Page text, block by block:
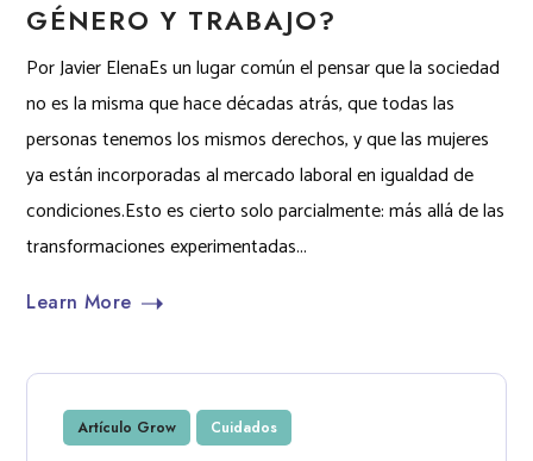
GÉNERO Y TRABAJO?
Por Javier ElenaEs un lugar común el pensar que la sociedad
no es la misma que hace décadas atrás, que todas las
personas tenemos los mismos derechos, y que las mujeres
ya están incorporadas al mercado laboral en igualdad de
condiciones.Esto es cierto solo parcialmente: más allá de las
transformaciones experimentadas...
Learn More
Artículo Grow Cuidados